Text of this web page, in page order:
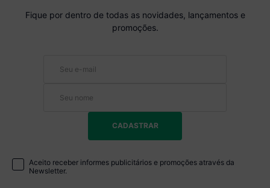
Fique por dentro de todas as novidades, lançamentos e
promoções.
CADASTRAR
Aceito receber informes publicitários e promoções através da
Newsletter.